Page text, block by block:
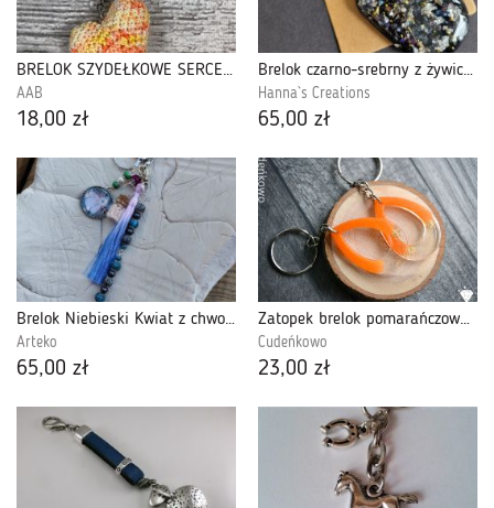
BRELOK SZYDEŁKOWE SERCE żółty melanż II
AAB
18,00 zł
Brelok czarno-srebrny z żywicy do kluczy torebki plecaka
Hanna`s Creations
65,00 zł
Brelok Niebieski Kwiat z chwostem i koralikami
Arteko
65,00 zł
Zatopek brelok pomarańczowa łezka
Cudeńkowo
23,00 zł